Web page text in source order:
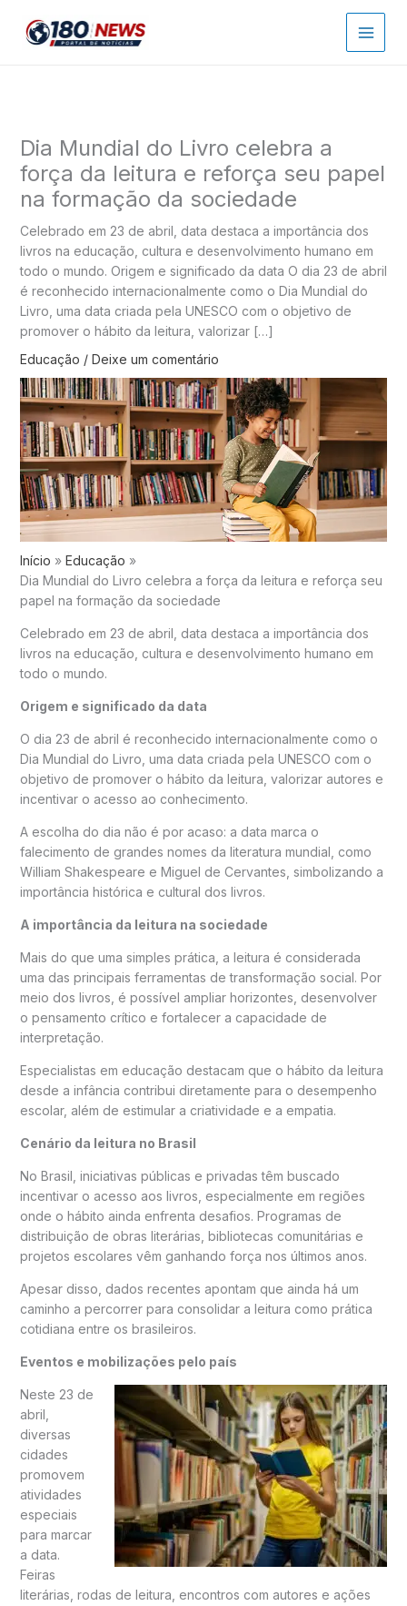
para
Dia Mundial do Livro celebra a
força da leitura e reforça seu papel
na formação da sociedade
Celebrado em 23 de abril, data destaca a importância dos
livros na educação, cultura e desenvolvimento humano em
todo o mundo. Origem e significado da data O dia 23 de abril
é reconhecido internacionalmente como o Dia Mundial do
Livro, uma data criada pela UNESCO com o objetivo de
promover o hábito da leitura, valorizar […]
Educação / Deixe um comentário
Início
Educação
Dia Mundial do Livro celebra a força da leitura e reforça seu
papel na formação da sociedade
Celebrado em 23 de abril, data destaca a importância dos
livros na educação, cultura e desenvolvimento humano em
todo o mundo.
Origem e significado da data
O dia 23 de abril é reconhecido internacionalmente como o
Dia Mundial do Livro , uma data criada pela UNESCO com o
objetivo de promover o hábito da leitura, valorizar autores e
incentivar o acesso ao conhecimento.
A escolha do dia não é por acaso: a data marca o
falecimento de grandes nomes da literatura mundial, como
William Shakespeare e Miguel de Cervantes , simbolizando a
importância histórica e cultural dos livros.
A importância da leitura na sociedade
Mais do que uma simples prática, a leitura é considerada
uma das principais ferramentas de transformação social. Por
meio dos livros, é possível ampliar horizontes, desenvolver
o pensamento crítico e fortalecer a capacidade de
interpretação.
Especialistas em educação destacam que o hábito da leitura
desde a infância contribui diretamente para o desempenho
escolar, além de estimular a criatividade e a empatia.
Cenário da leitura no Brasil
No Brasil, iniciativas públicas e privadas têm buscado
incentivar o acesso aos livros, especialmente em regiões
onde o hábito ainda enfrenta desafios. Programas de
distribuição de obras literárias, bibliotecas comunitárias e
projetos escolares vêm ganhando força nos últimos anos.
Apesar disso, dados recentes apontam que ainda há um
caminho a percorrer para consolidar a leitura como prática
cotidiana entre os brasileiros.
Eventos e mobilizações pelo país
Neste 23 de
abril,
diversas
cidades
promovem
atividades
especiais
para marcar
a data.
Feiras
literárias, rodas de leitura, encontros com autores e ações